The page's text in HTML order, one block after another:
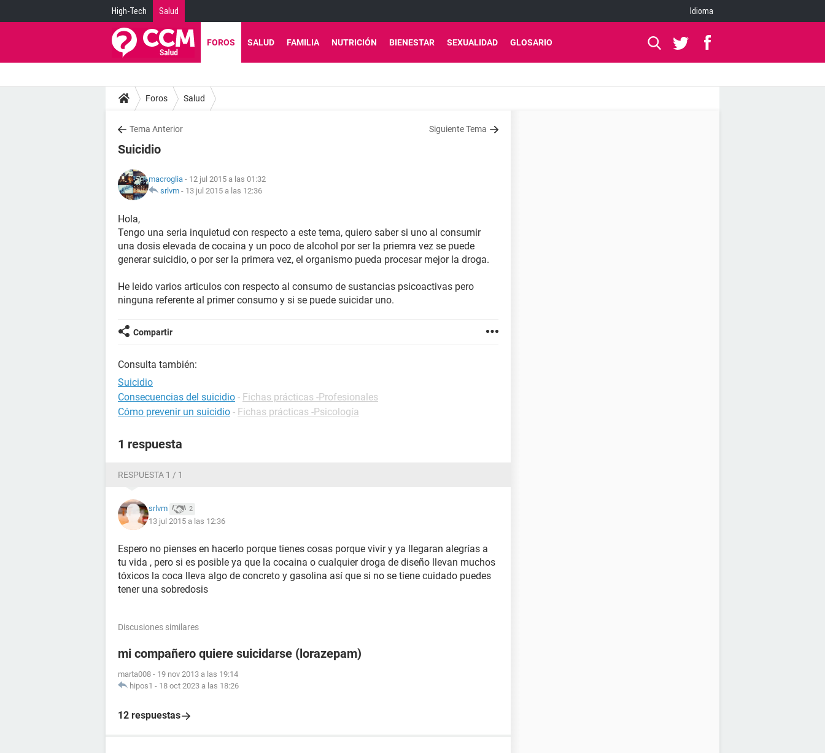
High-Tech Salud Idioma
FOROS SALUD FAMILIA NUTRICIÓN BIENESTAR SEXUALIDAD GLOSARIO
Foros Salud
Tema Anterior Siguiente Tema
Suicidio
macroglia - 12 jul 2015 a las 01:32
srlvm - 13 jul 2015 a las 12:36
Hola,
Tengo una seria inquietud con respecto a este tema, quiero saber si uno al consumir
una dosis elevada de cocaina y un poco de alcohol por ser la priemra vez se puede
generar suicidio, o por ser la primera vez, el organismo pueda procesar mejor la droga.
He leido varios articulos con respecto al consumo de sustancias psicoactivas pero
ninguna referente al primer consumo y si se puede suicidar uno.
Compartir
Consulta también:
Suicidio
Consecuencias del suicidio - Fichas prácticas -Profesionales
Cómo prevenir un suicidio - Fichas prácticas -Psicología
1 respuesta
RESPUESTA 1 / 1
srlvm 2
13 jul 2015 a las 12:36
Espero no pienses en hacerlo porque tienes cosas porque vivir y ya llegaran alegrías a
tu vida , pero si es posible ya que la cocaina o cualquier droga de diseño llevan muchos
tóxicos la coca lleva algo de concreto y gasolina así que si no se tiene cuidado puedes
tener una sobredosis
Discusiones similares
mi compañero quiere suicidarse (lorazepam)
marta008 - 19 nov 2013 a las 19:14
hipos1 - 18 oct 2023 a las 18:26
12 respuestas